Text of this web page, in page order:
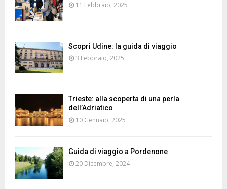
11 Febbraio, 2025
Scopri Udine: la guida di viaggio
3 Febbraio, 2025
Trieste: alla scoperta di una perla
dell’Adriatico
10 Gennaio, 2025
Guida di viaggio a Pordenone
20 Dicembre, 2024